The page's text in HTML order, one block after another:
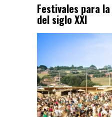
Festivales para
del siglo XXI